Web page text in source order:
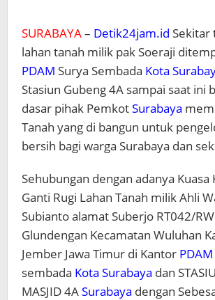
SURABAYA– Detik24jam.id Sekitar
lahan tanah milik pak Soeraji
PDAM Surya Sembada Kota
Stasiun Gubeng 4A sampai saat ini
dasar pihak PemkotSurabaya
Tanah yang di bangun untuk
bersih bagi warga Surabaya dan
Sehubungan dengan adanya Kuasa
Ganti Rugi Lahan Tanah milik Ahli
Subianto alamat Suberjo RT042/
Glundengan Kecamatan Wuluhan
Jember Jawa Timur di Kantor PDAM
sembada Kota Surabaya dan
MASJID 4ASurabaya dengan